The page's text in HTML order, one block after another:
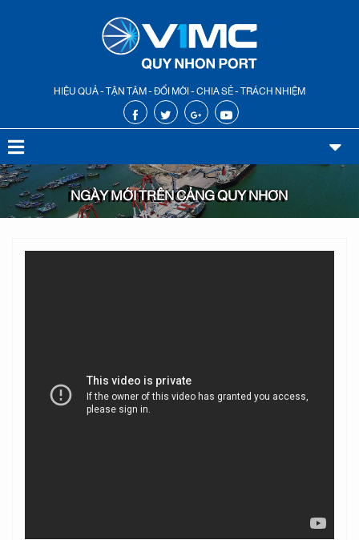
HIỆU QUẢ - TẬN TÂM - ĐỔI MỚI - CHIA SẺ - TRÁCH NHIỆM
NGÀY MỚI TRÊN CẢNG QUY NHƠN